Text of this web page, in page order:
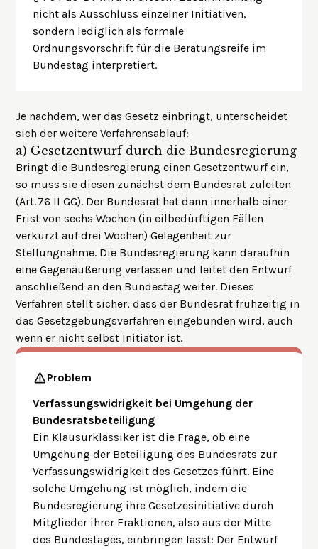
nicht als Ausschluss einzelner Initiativen,
sondern lediglich als formale
Ordnungsvorschrift für die Beratungsreife im
Bundestag interpretiert.
Je nachdem, wer das Gesetz einbringt, unterscheidet
sich der weitere Verfahrensablauf:
a) Gesetzentwurf durch die Bundesregierung
Bringt die Bundesregierung einen Gesetzentwurf ein,
so muss sie diesen zunächst dem Bundesrat zuleiten
(Art. 76 II GG). Der Bundesrat hat dann innerhalb einer
Frist von sechs Wochen (in eilbedürftigen Fällen
verkürzt auf drei Wochen) Gelegenheit zur
Stellungnahme. Die Bundesregierung kann daraufhin
eine Gegenäußerung verfassen und leitet den Entwurf
anschließend an den Bundestag weiter. Dieses
Verfahren stellt sicher, dass der Bundesrat frühzeitig in
das Gesetzgebungsverfahren eingebunden wird, auch
wenn er nicht selbst Initiator ist.
Problem
Verfassungswidrigkeit bei Umgehung der
Bundesratsbeteiligung
Ein Klausurklassiker ist die Frage, ob eine
Umgehung der Beteiligung des Bundesrats zur
Verfassungswidrigkeit des Gesetzes führt. Eine
solche Umgehung ist möglich, indem die
Bundesregierung ihre Gesetzesinitiative durch
Mitglieder ihrer Fraktionen, also aus der Mitte
des Bundestages, einbringen lässt: Der Entwurf